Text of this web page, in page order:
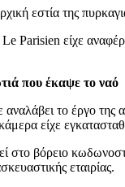
εστία της
Parisien είχε
που έκαψε το ναό
αναλάβει το έργο
είχε
στο βόρειο
εταιρίας.